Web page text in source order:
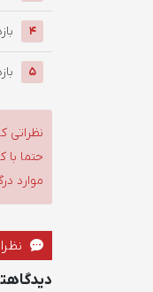
4
5
نظراتی
حتما
موارد